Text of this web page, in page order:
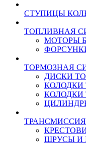
СТУПИЦЫ
ТОПЛИВНАЯ
МОТОРЫ
ТОРМОЗНАЯ
ДИСКИ
КОЛОДКИ
КОЛОДКИ
ТРАНСМИССИЯ
ШРУСЫ И